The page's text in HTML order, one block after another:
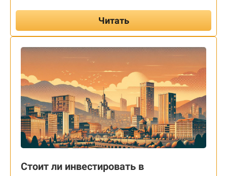
Читать
Стоит ли инвестировать в